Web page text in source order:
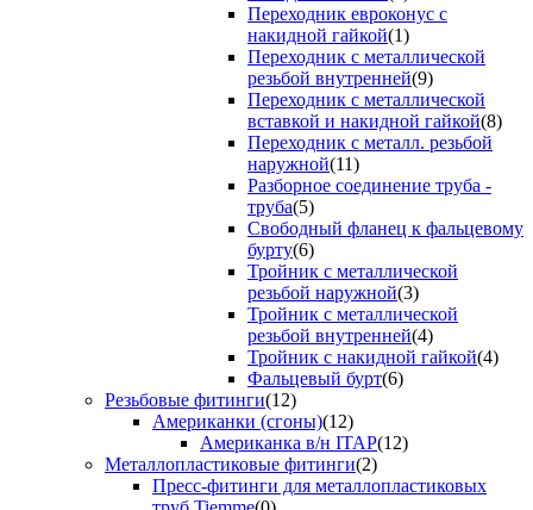
Переходник евроконус с
накидной гайкой(1)
Переходник с металлической
резьбой внутренней(9)
Переходник с металлической
вставкой и накидной гайкой(8)
Переходник с металл. резьбой
наружной(11)
Разборное соединение труба -
труба(5)
Свободный фланец к фальцевому
бурту(6)
Тройник с металлической
резьбой наружной(3)
Тройник с металлической
резьбой внутренней(4)
Тройник с накидной гайкой(4)
Фальцевый бурт(6)
Резьбовые фитинги(12)
Американки (сгоны)(12)
Американка в/н ITAP(12)
Металлопластиковые фитинги(2)
Пресс-фитинги для металлопластиковых